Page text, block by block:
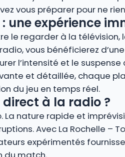
vous préparer pour ne
une expérience
regarder à la télévision,
vous bénéficierez
l’intensité et le
et détaillée, chaque
du jeu en temps réel.
direct à la radio ?
nature rapide et
Avec La Rochelle –
expérimentés